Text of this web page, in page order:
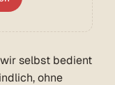
selbst bedient
ohne